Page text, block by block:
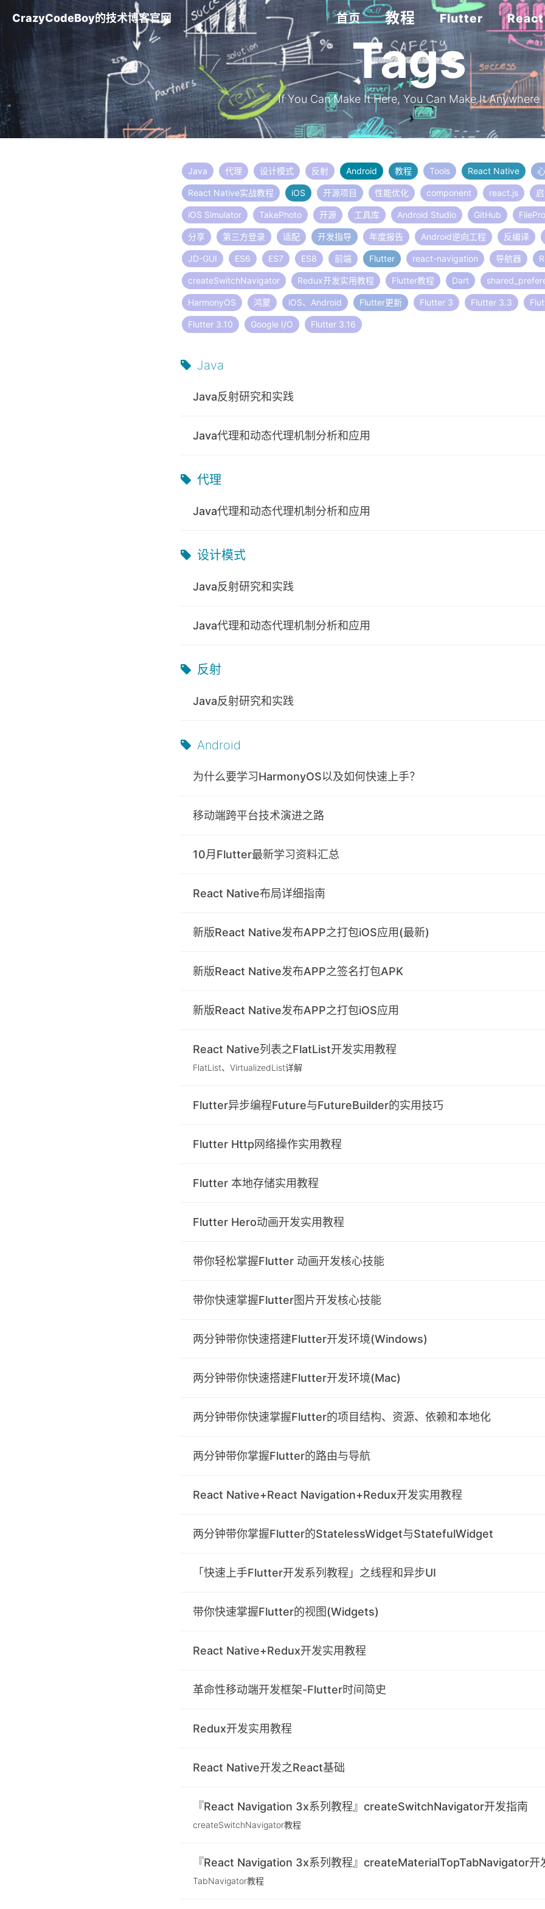
CrazyCodeBoy的技术博客官网 首页 教程 Flutter
Tags
If You Can Make It Here, You Can Make It Anywhere
Java 代理 设计模式 反射 Android 教程 Tools React Native
React Native实战教程 iOS 开源项目 性能优化 component react.js
iOS Simulator TakePhoto 开源 工具库 Android Studio GitHub
分享 第三方登录 适配 开发指导 年度报告 Android逆向工程 反编译
JD-GUI ES6 ES7 ES8 前端 Flutter react-navigation 导航器
createSwitchNavigator Redux开发实用教程 Flutter教程 Dart
HarmonyOS 鸿蒙 iOS、Android Flutter更新 Flutter 3 Flutter 3.3
Flutter 3.10 Google I/O Flutter 3.16
Java
Java反射研究和实践
Java代理和动态代理机制分析和应用
代理
Java代理和动态代理机制分析和应用
设计模式
Java反射研究和实践
Java代理和动态代理机制分析和应用
反射
Java反射研究和实践
Android
为什么要学习HarmonyOS以及如何快速上手？
移动端跨平台技术演进之路
10月Flutter最新学习资料汇总
React Native布局详细指南
新版React Native发布APP之打包iOS应用(最新)
新版React Native发布APP之签名打包APK
新版React Native发布APP之打包iOS应用
React Native列表之FlatList开发实用教程
FlatList、VirtualizedList详解
Flutter异步编程Future与FutureBuilder的实用技巧
Flutter Http网络操作实用教程
Flutter 本地存储实用教程
Flutter Hero动画开发实用教程
带你轻松掌握Flutter 动画开发核心技能
带你快速掌握Flutter图片开发核心技能
两分钟带你快速搭建Flutter开发环境(Windows)
两分钟带你快速搭建Flutter开发环境(Mac)
两分钟带你快速掌握Flutter的项目结构、资源、依赖和本地化
两分钟带你掌握Flutter的路由与导航
React Native+React Navigation+Redux开发实用教程
两分钟带你掌握Flutter的StatelessWidget与StatefulWidget
「快速上手Flutter开发系列教程」之线程和异步UI
带你快速掌握Flutter的视图(Widgets)
React Native+Redux开发实用教程
革命性移动端开发框架-Flutter时间简史
Redux开发实用教程
React Native开发之React基础
『React Navigation 3x系列教程』createSwitchNavigator开发指南
createSwitchNavigator教程
『React Navigation 3x系列教程』createMaterialTopTabNavigator开
TabNavigator教程